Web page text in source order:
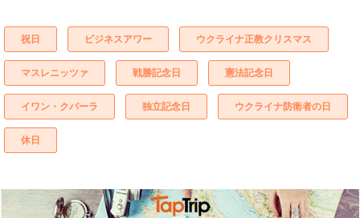
祝日 ビジネスアワー ウクライナ正教クリスマス
マスレニッツァ 戦勝記念日 憲法記念日
イワン・クパーラ 独立記念日 ウクライナ防衛者の日
休日